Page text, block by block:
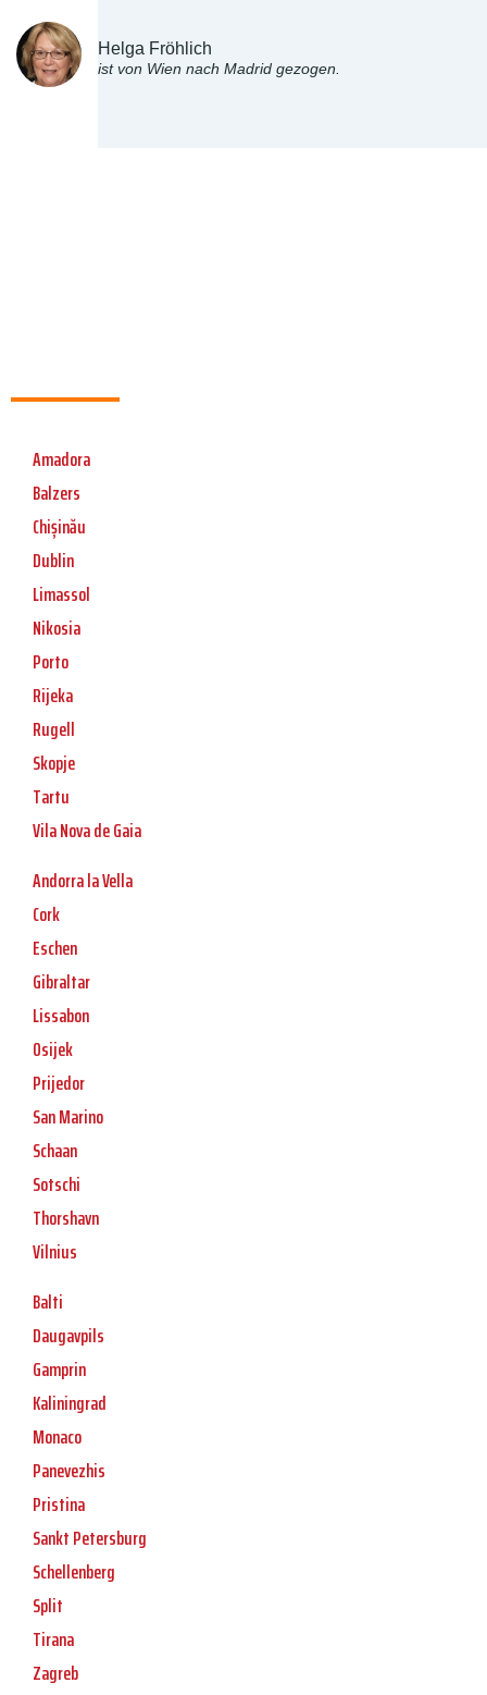
Helga Fröhlich
ist von Wien nach Madrid gezogen.
Amadora
Balzers
Chișinău
Dublin
Limassol
Nikosia
Porto
Rijeka
Rugell
Skopje
Tartu
Vila Nova de Gaia
Andorra la Vella
Cork
Eschen
Gibraltar
Lissabon
Osijek
Prijedor
San Marino
Schaan
Sotschi
Thorshavn
Vilnius
Balti
Daugavpils
Gamprin
Kaliningrad
Monaco
Panevezhis
Pristina
Sankt Petersburg
Schellenberg
Split
Tirana
Zagreb